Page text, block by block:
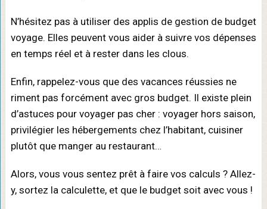
N’hésitez pas à utiliser des applis de gestion de budget
voyage. Elles peuvent vous aider à suivre vos dépenses
en temps réel et à rester dans les clous.
Enfin, rappelez-vous que des vacances réussies ne
riment pas forcément avec gros budget. Il existe plein
d’astuces pour voyager pas cher : voyager hors saison,
privilégier les hébergements chez l’habitant, cuisiner
plutôt que manger au restaurant…
Alors, vous vous sentez prêt à faire vos calculs ? Allez-
y, sortez la calculette, et que le budget soit avec vous !